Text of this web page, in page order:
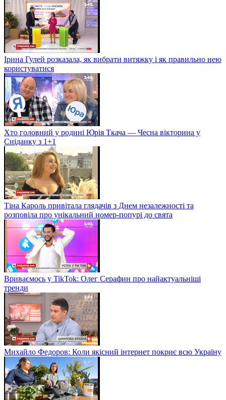
Ірина Гулей розказала, як вибрати витяжку і як правильно нею
користуватися
Хто головний у родині Юрія Ткача — Чесна вікторина у
Сніданку з 1+1
Тіна Кароль привітала глядачів з Днем незалежності та
розповіла про унікальний номер-попурі до свята
Вриваємось у TikTok: Олег Серафин про найактуальніші
тренди
Михайло Федоров: Коли якісний інтернет покриє всю Україну